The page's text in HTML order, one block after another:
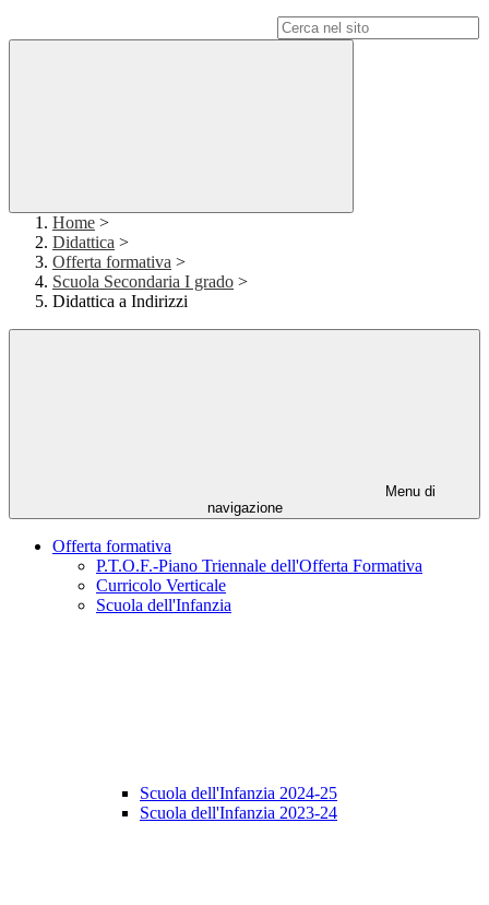
Home >
Didattica >
Offerta formativa >
Scuola Secondaria I grado >
Didattica a Indirizzi
Menu di
navigazione
Offerta formativa
P.T.O.F.-Piano Triennale dell'Offerta Formativa
Curricolo Verticale
Scuola dell'Infanzia
Scuola dell'Infanzia 2024-25
Scuola dell'Infanzia 2023-24